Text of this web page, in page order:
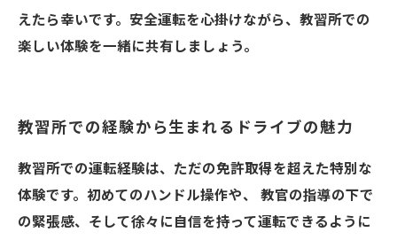
えたら幸いです。安全運転を心掛けながら、教習所での
楽しい体験を一緒に共有しましょう。
教習所での経験から生まれるドライブの魅力
教習所での運転経験は、ただの免許取得を超えた特別な
体験です。初めてのハンドル操作や、 教官の指導の下で
の緊張感、そして徐々に自信を持って運転できるように